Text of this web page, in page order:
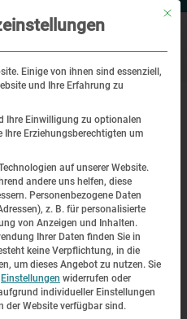
die Verstrickungen der
Mit
Einige von ihnen sind essenziell,
und Ihre Erfahrung zu
Ihre Einwilligung zu optionalen
Ihre Erziehungsberechtigten um
auf unserer Website.
andere uns helfen, diese
Personenbezogene Daten
z. B. für personalisierte
von Anzeigen und Inhalten.
Ihrer Daten finden Sie in
keine Verpflichtung, in die
um dieses Angebot zu nutzen. Sie
Einstellungen widerrufen oder
individueller Einstellungen
der Website verfügbar sind.